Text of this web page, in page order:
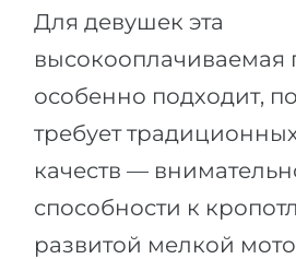
Для девушек эта
высокооплачиваемая
особенно подходит,
требует
качеств —
способности к
развитой мелкой